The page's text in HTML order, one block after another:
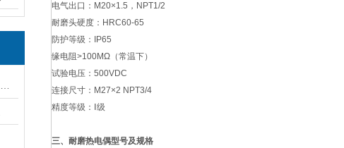
电气出口：M20×1.5，NPT1/2
耐磨头硬度：HRC60-65
防护等级：IP65
缘电阻>100MΩ（常温下）
试验电压：500VDC
连接尺寸：M27×2 NPT3/4
精度等级：Ⅰ级
三、耐磨热电偶型号及规格